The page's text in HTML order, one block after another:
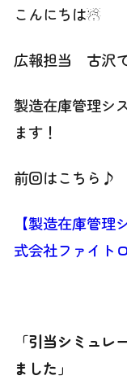
こんにちは☃
広報担当 古沢
製造在庫管理シ
ます！
前回はこちら♪
【製造在庫管
式会社ファイト
「引当シミュレ
ました」